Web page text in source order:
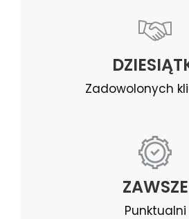
Zadowolonych
ZAWSZE
Punktualni